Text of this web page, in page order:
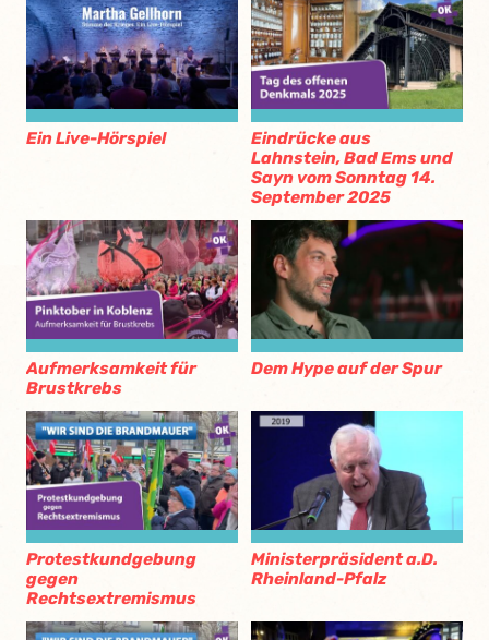
Ein Live-Hörspiel
Eindrücke aus
Lahnstein, Bad Ems und
Sayn vom Sonntag 14.
September 2025
Aufmerksamkeit für
Brustkrebs
Dem Hype auf der Spur
Protestkundgebung
gegen
Rechtsextremismus
Ministerpräsident a.D.
Rheinland-Pfalz